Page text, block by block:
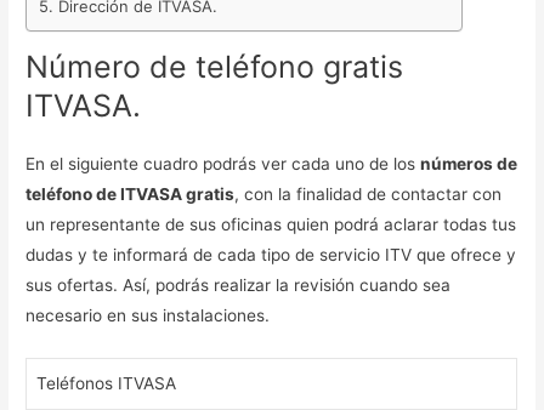
Dirección de ITVASA.
Número de teléfono gratis
ITVASA.
En el siguiente cuadro podrás ver cada uno de losnúmeros de
teléfono de ITVASA gratis, con la finalidad de contactar con
un representante de sus oficinas quien podrá aclarar todas tus
dudas y te informará de cada tipo de servicio ITV que ofrece y
sus ofertas. Así, podrás realizar la revisión cuando sea
necesario en sus instalaciones.
Teléfonos ITVASA